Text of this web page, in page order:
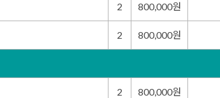
2 800,000원
2 800,000원
2 800,000원